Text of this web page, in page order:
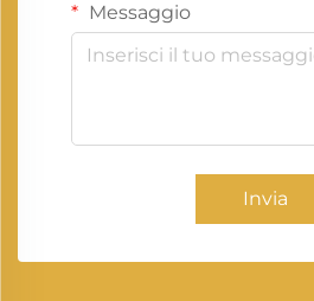
Messaggio
Invia